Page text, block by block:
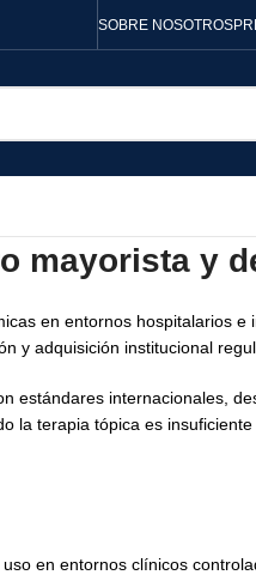
SOBRE NOSOTROS
mayorista y
en entornos hospitalarios
y adquisición institucional
estándares internacionales,
la terapia tópica es
en entornos clínicos